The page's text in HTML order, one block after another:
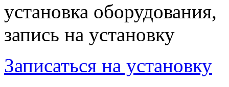
установка оборудования,
запись на установку
Записаться на установку